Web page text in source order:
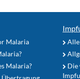
Malaria
Malaria?
Die